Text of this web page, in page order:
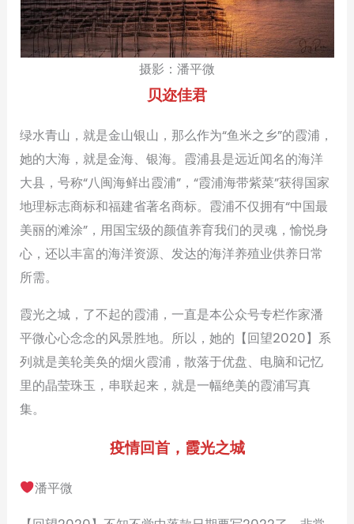
摄影：潘平微
贝迩佳君
绿水青山，就是金山银山，那么作为“鱼米之乡”的霞浦，
她的大海，就是金海、银海。霞浦县是远近闻名的海洋
大县，号称“八闽海鲜出霞浦”，“霞浦海带紫菜”获得国家
地理标志商标和福建省著名商标。霞浦不仅拥有“中国最
美丽的滩涂”，用国宝级的颜值养育我们的灵魂，愉悦身
心，还以丰富的海洋资源、发达的海洋养殖业供养日常
所需。
霞光之城，了不起的霞浦，一直是本公众号专栏作家潘
平微心心念念的风景胜地。所以，她的【回望2020】系
列就是美轮美奂的烟火霞浦，散落于优盘、电脑和记忆
里的晶莹珠玉，串联起来，就是一幅绝美的霞浦写真
集。
疫情回首，霞光之城
潘平微